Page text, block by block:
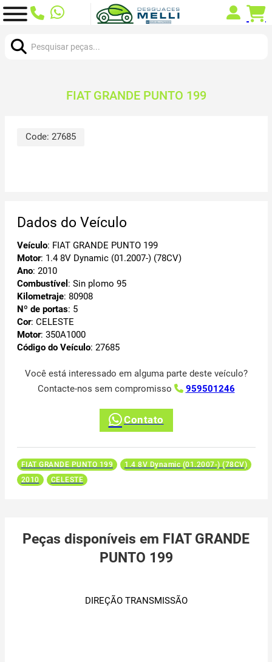
FIAT GRANDE PUNTO 199
Code: 27685
Dados do Veículo
Veículo: FIAT GRANDE PUNTO 199
Motor: 1.4 8V Dynamic (01.2007-) (78CV)
Ano: 2010
Combustível : Sin plomo 95
Kilometraje: 80908
Nº de portas: 5
Cor: CELESTE
Motor: 350A1000
Código do Veículo: 27685
Você está interessado em alguma parte deste veículo?
Contacte-nos sem compromisso
959501246
Contato
FIAT GRANDE PUNTO 199
1.4 8V Dynamic (01.2007-) (78CV)
2010
CELESTE
Peças disponíveis em FIAT GRANDE
PUNTO 199
DIREÇÃO TRANSMISSÃO